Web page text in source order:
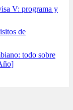
V: programa y
de
todo sobre